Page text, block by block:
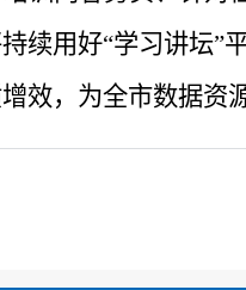
续用好“学习讲坛”
效，为全市数据资